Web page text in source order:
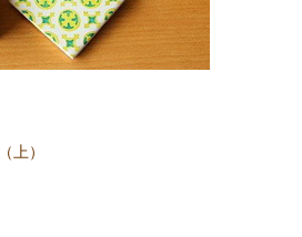
上）